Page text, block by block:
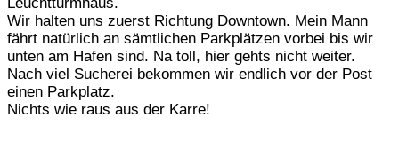
Wir halten uns zuerst Richtung Downtown. Mein Mann
fährt natürlich an sämtlichen Parkplätzen vorbei bis wir
unten am Hafen sind. Na toll, hier gehts nicht weiter.
Nach viel Sucherei bekommen wir endlich vor der Post
einen Parkplatz.
Nichts wie raus aus der Karre!